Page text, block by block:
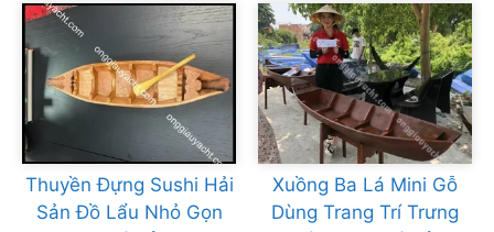
Thuyền Đựng Sushi Hải
Sản Đồ Lẩu Nhỏ Gọn
Xuồng Ba Lá Mini Gỗ
Dùng Trang Trí Trưng